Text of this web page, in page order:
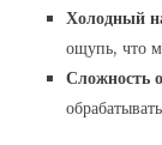
Холодный
ощупь, что
Сложность